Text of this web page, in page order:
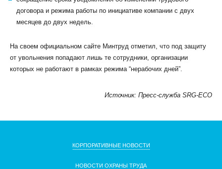
договора и режима работы по инициативе компании с двух
месяцев до двух недель.
На своем официальном сайте Минтруд отметил, что под защиту
от увольнения попадают лишь те сотрудники, организации
которых не работают в рамках режима “нерабочих дней”.
Источник: Пресс-служба SRG-ECO
КОРПОРАТИВНЫЕ НОВОСТИ
НОВОСТИ ОХРАНЫ ТРУДА